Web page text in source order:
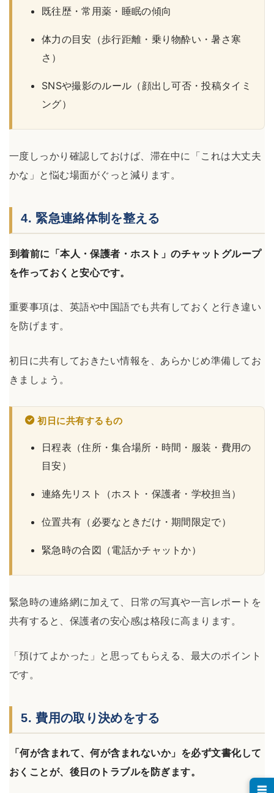
既往歴・常用薬・睡眠の傾向
体力の目安（歩行距離・乗り物酔い・暑さ寒
さ）
SNSや撮影のルール（顔出し可否・投稿タイミ
ング）
一度しっかり確認しておけば、滞在中に「これは大丈夫
かな」と悩む場面がぐっと減ります。
4. 緊急連絡体制を整える
到着前に「本人・保護者・ホスト」のチャットグループ
を作っておくと安心です。
重要事項は、英語や中国語でも共有しておくと行き違い
を防げます。
初日に共有しておきたい情報を、あらかじめ準備してお
きましょう。
初日に共有するもの
日程表（住所・集合場所・時間・服装・費用の
目安）
連絡先リスト（ホスト・保護者・学校担当）
位置共有（必要なときだけ・期間限定で）
緊急時の合図（電話かチャットか）
緊急時の連絡網に加えて、日常の写真や一言レポートを
共有すると、保護者の安心感は格段に高まります。
「預けてよかった」と思ってもらえる、最大のポイント
です。
5. 費用の取り決めをする
「何が含まれて、何が含まれないか」を必ず文書化して
おくことが、後日のトラブルを防ぎます。
☰